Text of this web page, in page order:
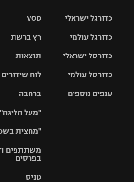
VOD
רץ ברשת
תוצאות
לוח שידורים
ברחבה
"מעל
"מחצית
משתתפים
בפרסים
טניס
כדורגל ישראלי
גביע הטוטו
כדורגל עולמי
האלופות
ליגה
כדורסל ישראלי
סל
כדורסל עולמי
ענפים נוספים